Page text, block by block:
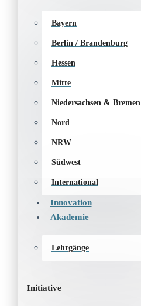
Bayern
Berlin / Brandenburg
Hessen
Mitte
Niedersachsen & Bremen
Nord
NRW
Südwest
International
Innovation
Akademie
Lehrgänge
Initiative